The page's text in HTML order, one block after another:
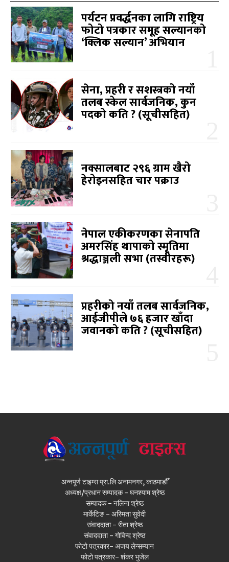
पर्यटन प्रवर्द्धनका लागि राष्ट्रिय
फोटो पत्रकार समूह सल्यानको
‘क्लिक सल्यान’ अभियान
सेना, प्रहरी र सशस्त्रको नयाँ
तलब स्केल सार्वजनिक, कुन
पदको कति ? (सूचीसहित)
नक्सालबाट २९६ ग्राम खैरो
हेरोइनसहित चार पक्राउ
नेपाल एकीकरणका सेनापति
अमरसिंह थापाको स्मृतिमा
श्रद्धाञ्जली सभा (तस्वीरहरू)
प्रहरीको नयाँ तलब सार्वजनिक,
आईजीपीले ७६ हजार खाँदा
जवानको कति ? (सूचीसहित)
अन्नपूर्ण टाइम्स प्रा.लि अनामनगर, काठमाडौँ
अध्यक्ष/प्रधान सम्पादक - घनश्याम श्रेष्ठ
सम्पादक - नलिना श्रेष्ठ
मार्केटिङ - अस्मिता सुवेदी
संवाददाता - रीता श्रेष्ठ
संवाददाता - गोविन्द श्रेष्ठ
फोटो पत्रकार- अजय लेन्सम्यान
फोटो पत्रकार- शंकर भुजेल